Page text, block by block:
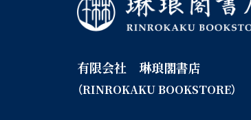
有限会社 琳琅閣書店
（RINROKAKU BOOKSTORE）